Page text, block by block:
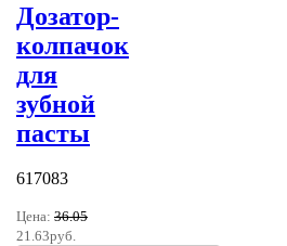
Дозатор-
колпачок
для
зубной
пасты
617083
Цена: 36.05
21.63руб.